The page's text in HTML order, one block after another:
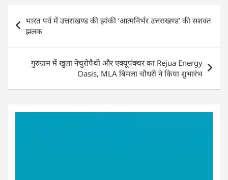
p
p
o
k
n
navigation
भारत पर्व में उत्तराखण्ड की झांकी ‘आत्मनिर्भर उत्तराखण्ड’ की सशक्त
झलक
गुरुग्राम में खुला नेचुरोपैथी और एक्यूपंक्चर का Rejua Energy
Oasis, MLA बिमला चौधरी ने किया शुभारंभ